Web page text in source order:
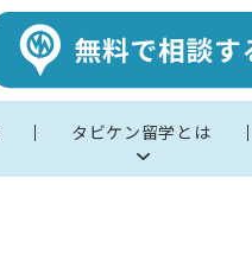
タビケン留学とは